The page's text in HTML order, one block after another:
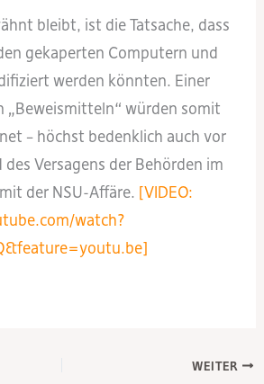
bleibt, ist die Tatsache, dass
gekaperten Computern und
werden könnten. Einer
„Beweismitteln“ würden somit
– höchst bedenklich auch vor
Versagens der Behörden im
der NSU-Affäre. [VIDEO:
watch?
WEITER